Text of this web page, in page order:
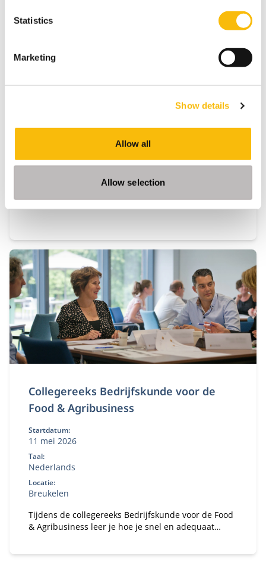
Statistics
Marketing
Show details
Allow all
Allow selection
Taal:
Breukelen
Maak in tijden van transitie impact door innovatie
Collegereeks Bedrijfskunde voor de
Food & Agribusiness
Startdatum:
11 mei 2026
Taal:
Nederlands
Locatie:
Breukelen
Tijdens de collegereeks Bedrijfskunde voor de Food
& Agribusiness leer je hoe je snel en adequaat